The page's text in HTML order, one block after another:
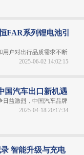
FAR系列锂电池引
用户对出行品质需求不断
2025-06-02 14:02:15
国汽车出口新机遇
日益激烈，中国汽车品牌
2025-04-18 20:17:34
智能升级与充电